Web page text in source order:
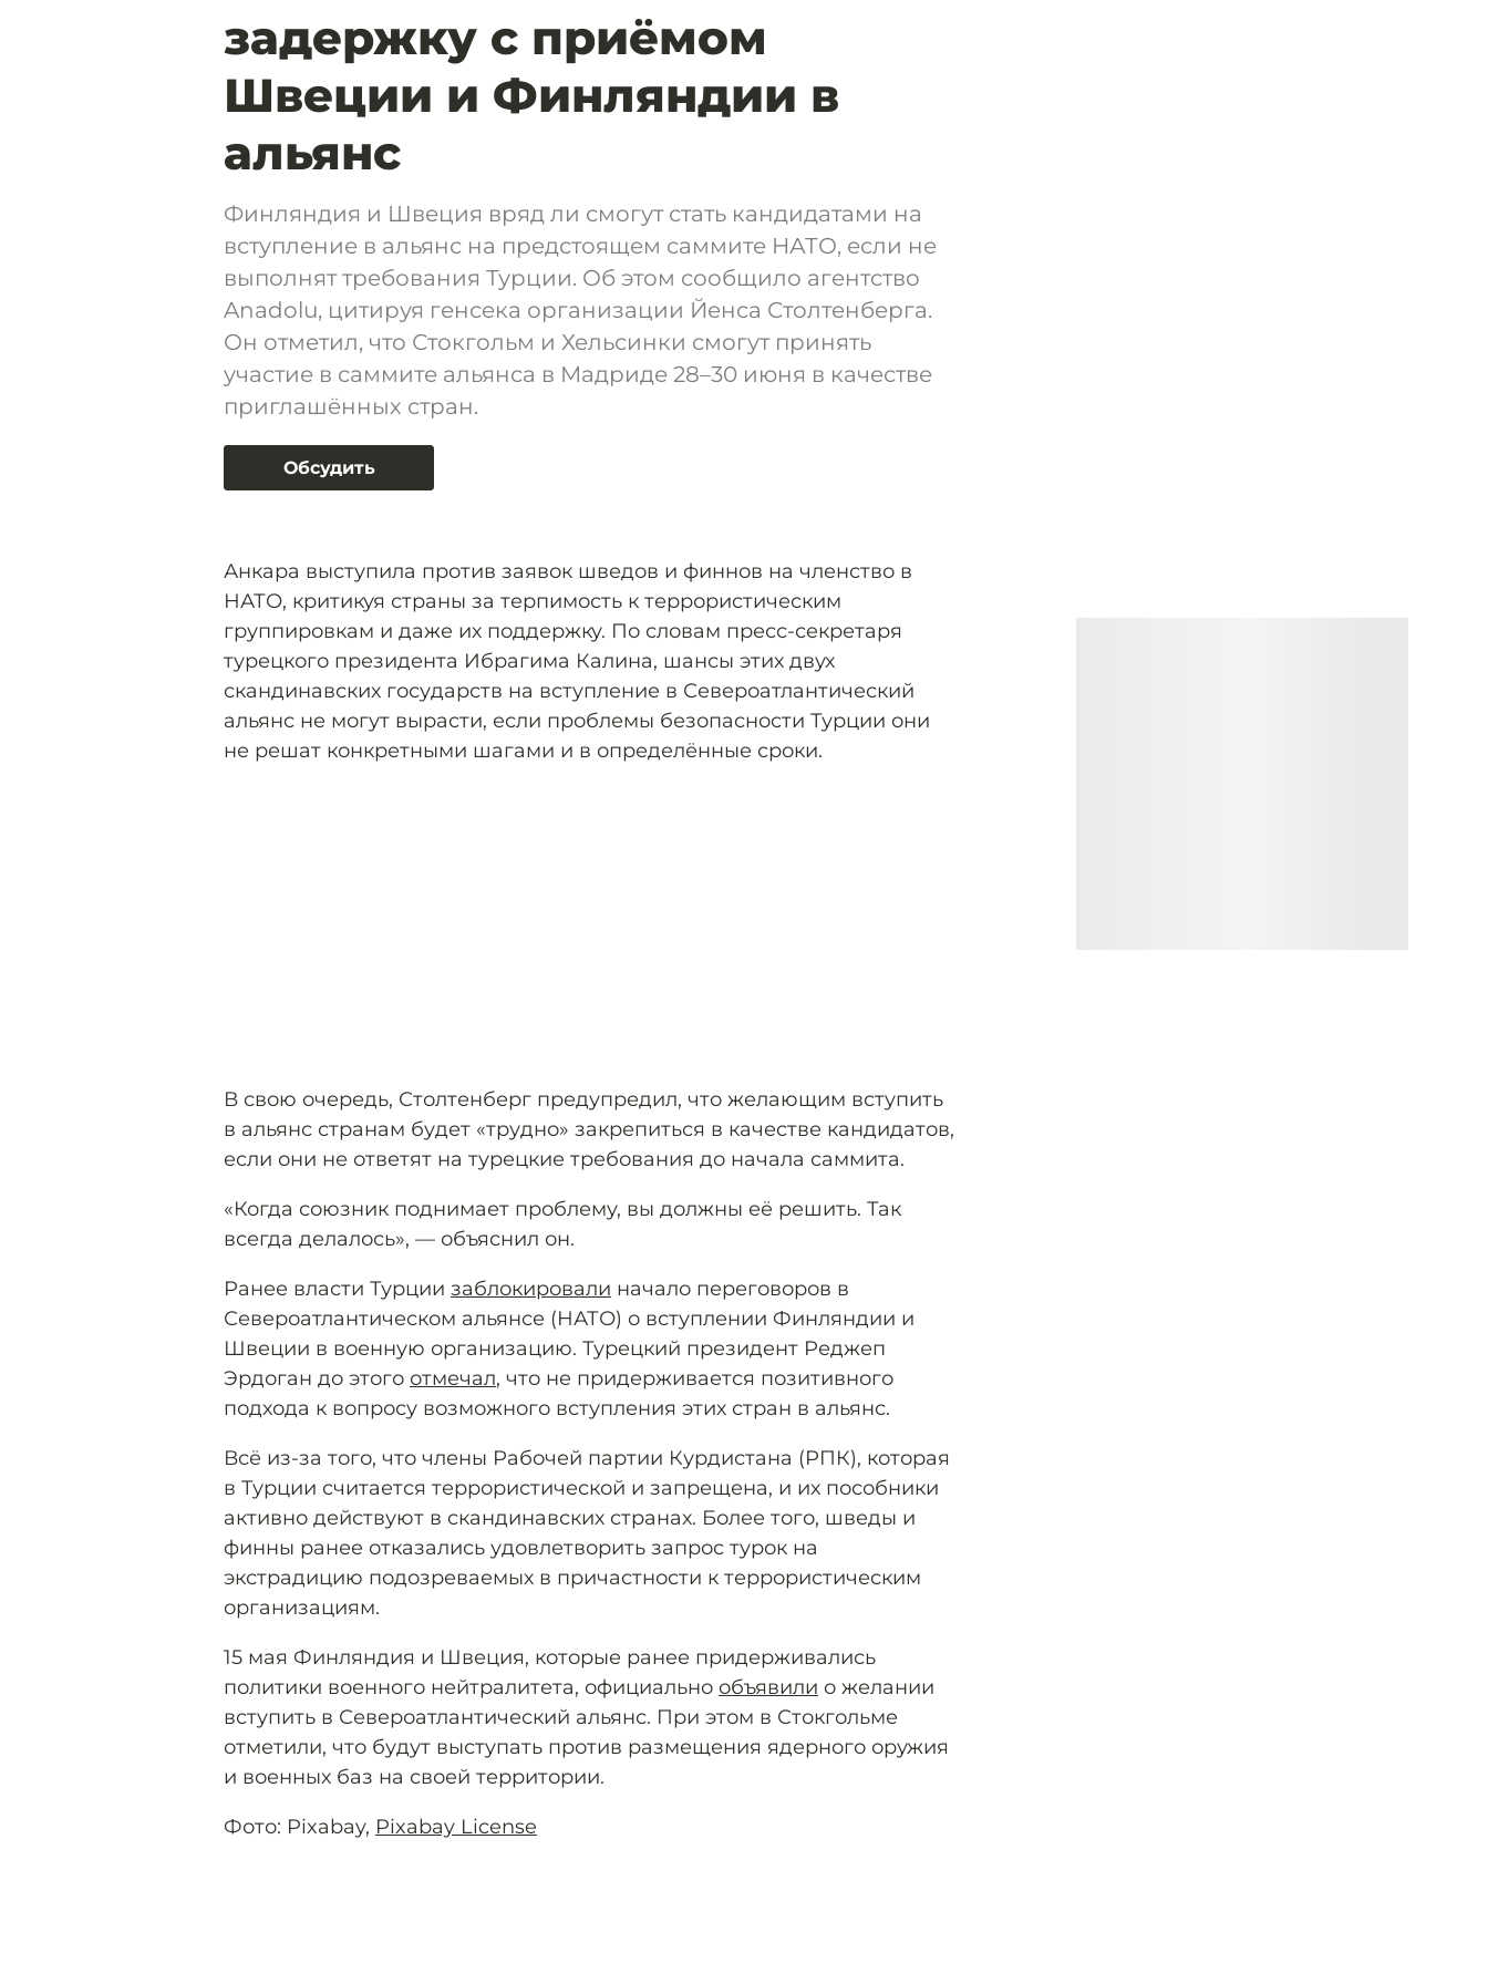
задержку с приёмом
Швеции и Финляндии в
альянс
Финляндия и Швеция вряд ли смогут стать кандидатами на
вступление в альянс на предстоящем саммите НАТО, если не
выполнят требования Турции. Об этом сообщило агентство
Anadolu, цитируя генсека организации Йенса Столтенберга.
Он отметил, что Стокгольм и Хельсинки смогут принять
участие в саммите альянса в Мадриде 28–30 июня в качестве
приглашённых стран.
Обсудить
Анкара выступила против заявок шведов и финнов на членство в
НАТО, критикуя страны за терпимость к террористическим
группировкам и даже их поддержку. По словам пресс-секретаря
турецкого президента Ибрагима Калина, шансы этих двух
скандинавских государств на вступление в Североатлантический
альянс не могут вырасти, если проблемы безопасности Турции они
не решат конкретными шагами и в определённые сроки.
В свою очередь, Столтенберг предупредил, что желающим вступить
в альянс странам будет «трудно» закрепиться в качестве кандидатов,
если они не ответят на турецкие требования до начала саммита.
«Когда союзник поднимает проблему, вы должны её решить. Так
всегда делалось», — объяснил он.
Ранее власти Турции заблокировали начало переговоров в
Североатлантическом альянсе (НАТО) о вступлении Финляндии и
Швеции в военную организацию. Турецкий президент Реджеп
Эрдоган до этого отмечал, что не придерживается позитивного
подхода к вопросу возможного вступления этих стран в альянс.
Всё из-за того, что члены Рабочей партии Курдистана (РПК), которая
в Турции считается террористической и запрещена, и их пособники
активно действуют в скандинавских странах. Более того, шведы и
финны ранее отказались удовлетворить запрос турок на
экстрадицию подозреваемых в причастности к террористическим
организациям.
15 мая Финляндия и Швеция, которые ранее придерживались
политики военного нейтралитета, официально объявили о желании
вступить в Североатлантический альянс. При этом в Стокгольме
отметили, что будут выступать против размещения ядерного оружия
и военных баз на своей территории.
Фото: Pixabay, Pixabay License